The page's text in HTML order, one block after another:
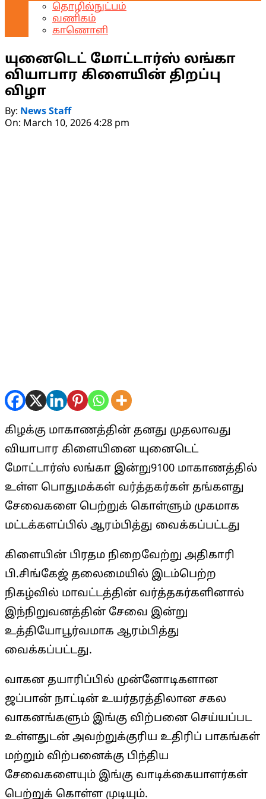
தொழில்நுட்பம்
வணிகம்
காணொளி
யுனைடெட் மோட்டார்ஸ் லங்கா
வியாபார கிளையின் திறப்பு
விழா
By: News Staff
On: March 10, 2026 4:28 pm
கிழக்கு மாகாணத்தின் தனது முதலாவது
வியாபார கிளையினை யுனைடெட்
மோட்டார்ஸ் லங்கா இன்று9100 மாகாணத்தில்
உள்ள பொதுமக்கள் வர்த்தகர்கள் தங்களது
சேவைகளை பெற்றுக் கொள்ளும் முகமாக
மட்டக்களப்பில் ஆரம்பித்து வைக்கப்பட்டது
கிளையின் பிரதம நிறைவேற்று அதிகாரி
பி.சிங்கேஜ் தலைமையில் இடம்பெற்ற
நிகழ்வில் மாவட்டத்தின் வர்த்தகர்களினால்
இந்நிறுவனத்தின் சேவை இன்று
உத்தியோபூர்வமாக ஆரம்பித்து
வைக்கப்பட்டது.
வாகன தயாரிப்பில் முன்னோடிகளான
ஜப்பான் நாட்டின் உயர்தரத்திலான சகல
வாகனங்களும் இங்கு விற்பனை செய்யப்பட
உள்ளதுடன் அவற்றுக்குரிய உதிரிப் பாகங்கள்
மற்றும் விற்பனைக்கு பிந்திய
சேவைகளையும் இங்கு வாடிக்கையாளர்கள்
பெற்றுக் கொள்ள முடியும்.